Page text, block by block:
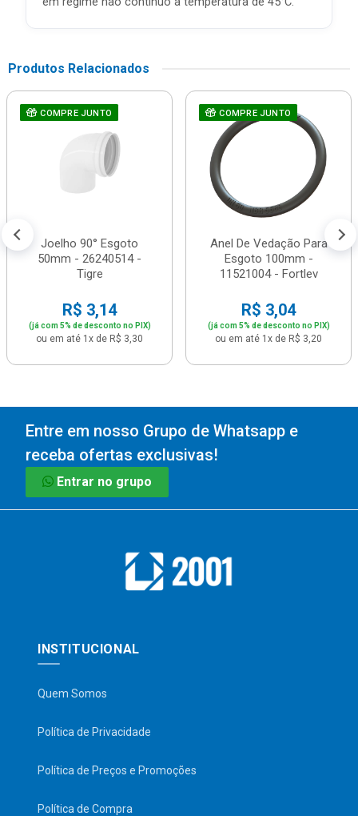
Produtos Relacionados
COMPRE JUNTO
Joelho 90° Esgoto
50mm - 26240514 -
Tigre
R$ 3,14
(já com 5% de desconto no PIX)
ou em até 1x de R$ 3,30
COMPRE JUNTO
Anel De Vedação Para
Esgoto 100mm -
11521004 - Fortlev
R$ 3,04
(já com 5% de desconto no PIX)
ou em até 1x de R$ 3,20
Entre em nosso Grupo de Whatsapp e
receba ofertas exclusivas!
Entrar no grupo
INSTITUCIONAL
Quem Somos
Política de Privacidade
Política de Preços e Promoções
Política de Compra